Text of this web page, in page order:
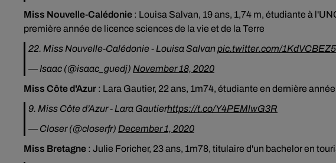
Miss Nouvelle-Calédonie : Louisa Salvan, 19 ans, 1,74 m, étudiante à
première année de licence sciences de la vie et de la Terre
22. Miss Nouvelle-Calédonie - Louisa Salvanpic.twitter.com/
— Isaac (@isaac_guedj) November 18, 2020
Miss Côte d'Azur : Lara Gautier, 22 ans, 1m74, étudiante en dernière
9. Miss Côte d’Azur - Lara Gautierhttps://t.co/Y4PEMlwG3R
— Closer (@closerfr) December 1, 2020
Miss Bretagne : Julie Foricher, 23 ans, 1m78, titulaire d'un bachelor en